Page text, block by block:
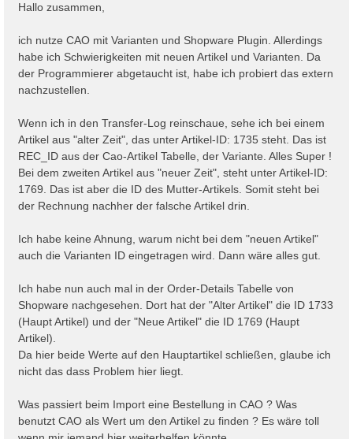
Hallo zusammen,
ich nutze CAO mit Varianten und Shopware Plugin. Allerdings
habe ich Schwierigkeiten mit neuen Artikel und Varianten. Da
der Programmierer abgetaucht ist, habe ich probiert das extern
nachzustellen.
Wenn ich in den Transfer-Log reinschaue, sehe ich bei einem
Artikel aus "alter Zeit", das unter Artikel-ID: 1735 steht. Das ist
REC_ID aus der Cao-Artikel Tabelle, der Variante. Alles Super !
Bei dem zweiten Artikel aus "neuer Zeit", steht unter Artikel-ID:
1769. Das ist aber die ID des Mutter-Artikels. Somit steht bei
der Rechnung nachher der falsche Artikel drin.
Ich habe keine Ahnung, warum nicht bei dem "neuen Artikel"
auch die Varianten ID eingetragen wird. Dann wäre alles gut.
Ich habe nun auch mal in der Order-Details Tabelle von
Shopware nachgesehen. Dort hat der "Alter Artikel" die ID 1733
(Haupt Artikel) und der "Neue Artikel" die ID 1769 (Haupt
Artikel).
Da hier beide Werte auf den Hauptartikel schließen, glaube ich
nicht das dass Problem hier liegt.
Was passiert beim Import eine Bestellung in CAO ? Was
benutzt CAO als Wert um den Artikel zu finden ? Es wäre toll